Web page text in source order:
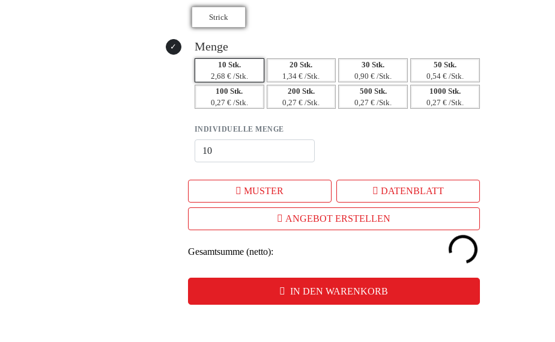
Menge
10 Stk.
2,68 € /Stk.
20 Stk.
1,34 € /Stk.
30 Stk.
0,90 € /Stk.
50 Stk.
0,54 € /Stk.
100 Stk.
0,27 € /Stk.
200 Stk.
0,27 € /Stk.
500 Stk.
0,27 € /Stk.
1000 Stk.
0,27 € /Stk.
INDIVIDUELLE MENGE
MUSTER DATENBLATT
ANGEBOT ERSTELLEN
Gesamtsumme (netto):
IN DEN WARENKORB